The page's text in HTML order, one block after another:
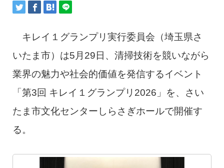
キレイ１グランプリ実行委員会（埼玉県さ
いたま市）は5月29日、清掃技術を競いながら
業界の魅力や社会的価値を発信するイベント
「第3回 キレイ１グランプリ2026」を、さい
たま市文化センターしらさぎホールで開催す
る。